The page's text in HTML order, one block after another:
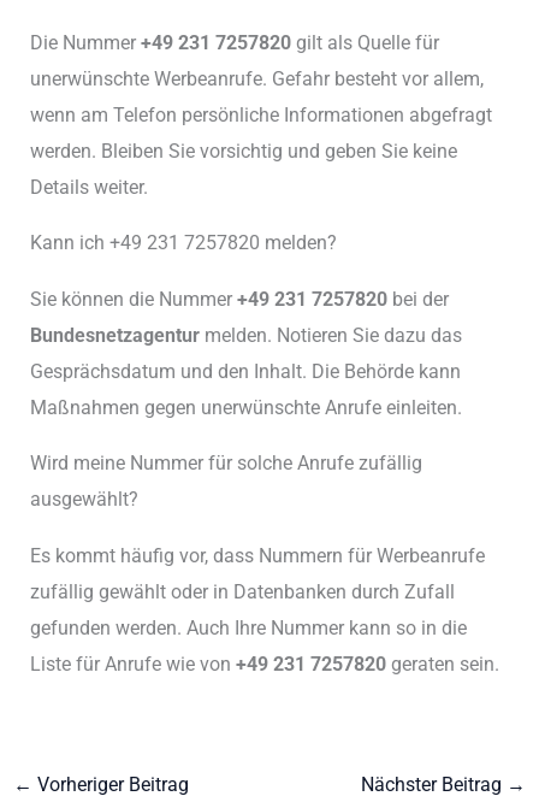
Die Nummer+49 231 7257820 gilt als Quelle für
unerwünschte Werbeanrufe. Gefahr besteht vor allem,
wenn am Telefon persönliche Informationen abgefragt
werden. Bleiben Sie vorsichtig und geben Sie keine
Details weiter.
Kann ich +49 231 7257820 melden?
Sie können die Nummer+49 231 7257820 bei der
Bundesnetzagentur melden. Notieren Sie dazu das
Gesprächsdatum und den Inhalt. Die Behörde kann
Maßnahmen gegen unerwünschte Anrufe einleiten.
Wird meine Nummer für solche Anrufe zufällig
ausgewählt?
Es kommt häufig vor, dass Nummern für Werbeanrufe
zufällig gewählt oder in Datenbanken durch Zufall
gefunden werden. Auch Ihre Nummer kann so in die
Liste für Anrufe wie von+49 231 7257820 geraten sein.
← Vorheriger Beitrag Nächster Beitrag →